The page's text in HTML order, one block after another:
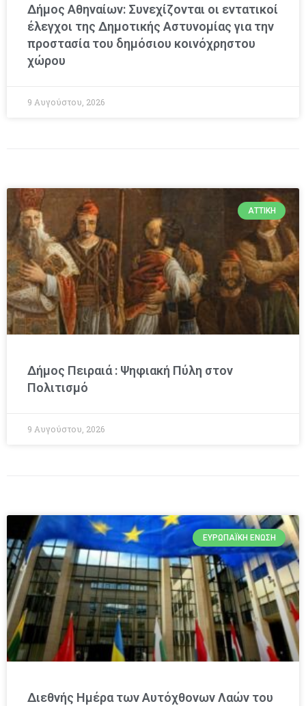
Δήμος Αθηναίων: Συνεχίζονται οι εντατικοί
έλεγχοι της Δημοτικής Αστυνομίας για την
προστασία του δημόσιου κοινόχρηστου
χώρου
9 Αυγούστου, 2026
ΑΤΤΙΚΉ
Δήμος Πειραιά : Ψηφιακή Πύλη στον
Πολιτισμό
9 Αυγούστου, 2026
ΕΥΡΩΠΑΪΚΉ ΈΝΩΣΗ
Διεθνής Ημέρα των Αυτόχθονων Λαών του